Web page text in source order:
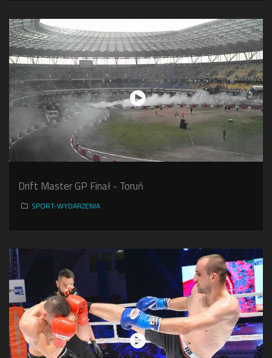
Drift Master GP Finał - Toruń
SPORT-WYDARZENIA